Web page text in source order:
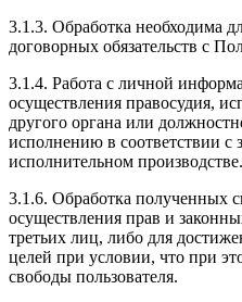
3.1.3. Обработка необходима
договорных обязательств с
3.1.4. Работа с личной
осуществления правосудия,
другого органа или
исполнению в соответствии с
исполнительном производстве.
3.1.6. Обработка полученных
осуществления прав и
третьих лиц, либо для
целей при условии, что при
свободы пользователя.